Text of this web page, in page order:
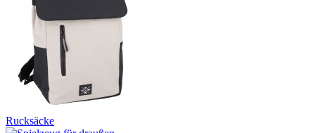
Rucksäcke